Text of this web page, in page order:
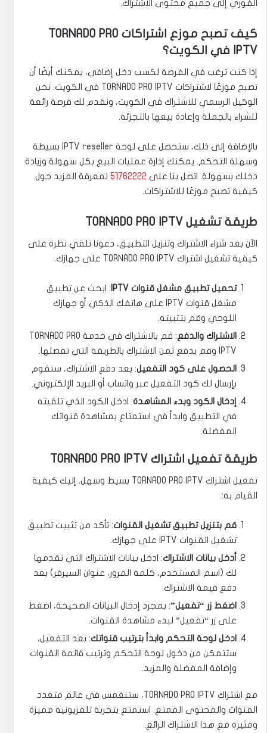
الفوري إلى جميع محتوى الاشتراك.
كيف تصبح موزع اشتراكات TORNADO PRO
IPTV في الكويت؟
إذا كنت ترغب في الفرصة لكسب دخل إضافي، يمكنك أيضًا أن
تصبح موزعًا لاشتراكات TORNADO PRO IPTV في الكويت. نحن
الوكيل الرسمي للاشتراك في الكويت، ونقدم لك فرصة رائعة
للشراء بالجملة وإعادة بيعها بالتجزئة.
بالإضافة إلى ذلك، ستحصل على لوحة IPTV reseller بسيطة
وسهلة التحكم. يمكنك إدارة عمليات البيع بكل سهولة وزيادة
دخلك بسهولة. اتصل بنا على 51762222 لمعرفة المزيد حول
كيفية تصبح موزعًا للاشتراكات.
طريقة تشغيل TORNADO PRO IPTV
الآن بعد شراء الاشتراك وتنزيل التطبيق، دعونا نلقي نظرة على
كيفية تشغيل اشتراك TORNADO PRO IPTV على جهازك.
تحميل تطبيق مشغل قنوات IPTV
: ابحث عن تطبيق
مشغل قنوات IPTV على هاتفك الذكي أو جهازك
اللوحي وقم بتثبيته.
الاشتراك والدفع
: قم بالاشتراك في خدمة TORNADO PRO
IPTV وقم بدفع ثمن الاشتراك بالطريقة التي تفضلها.
الحصول على كود التفعيل: بعد دفع الاشتراك، سنقوم
بإرسال لك كود التفعيل عبر واتساب أو البريد الإلكتروني.
إدخال الكود وبدء المشاهدة: ادخل الكود الذي تلقيته
في التطبيق وابدأ في استمتاع بمشاهدة قنواتك
المفضلة.
طريقة تفعيل اشتراك TORNADO PRO IPTV
تفعيل اشتراك TORNADO PRO IPTV بسيط وسهل. إليك كيفية
القيام به:
قم بتنزيل تطبيق تشغيل القنوات: تأكد من تثبيت تطبيق
تشغيل القنوات IPTV على جهازك.
أدخل بيانات الاشتراك: ادخل بيانات الاشتراك التي نقدمها
لك (اسم المستخدم، كلمة المرور، عنوان السيرفر) بعد
دفع قيمة الاشتراك.
اضغط زر “تفعيل”: بمجرد إدخال البيانات الصحيحة، اضغط
على زر “تفعيل” لبدء مشاهدة القنوات.
ادخل لوحة التحكم وابدأ بترتيب قنواتك: بعد التفعيل،
ستتمكن من دخول لوحة التحكم وترتيب قائمة القنوات
وإضافة المفضلة والمزيد.
مع اشتراك TORNADO PRO IPTV، ستنغمس في عالم متعدد
القنوات والمحتوى الممتع. استمتع بتجربة تلفزيونية مميزة
ومثيرة مع هذا الاشتراك الرائع.